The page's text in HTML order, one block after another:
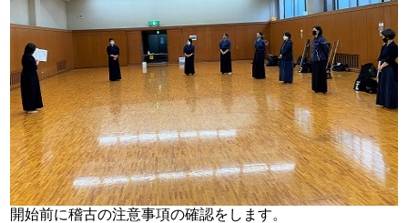
開始前に稽古の注意事項の確認をします。